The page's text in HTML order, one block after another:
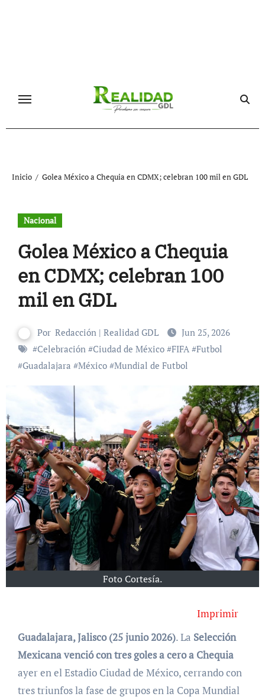
Inicio Golea México a Chequia en CDMX; celebran 100 mil en GDL
Nacional
Golea México a Chequia
en CDMX; celebran 100
mil en GDL
Por Redacción | Realidad GDL
Jun 25, 2026
#Celebración #Ciudad de México#FIFA #Futbol
#Guadalajara #México#Mundial de Futbol
Foto Cortesía.
Imprimir
Guadalajara, Jalisco (25 junio 2026). La Selección
Mexicana venció con tres goles a cero a Chequia
ayer en el Estadio Ciudad de México, cerrando con
tres triunfos la fase de grupos en la Copa Mundial